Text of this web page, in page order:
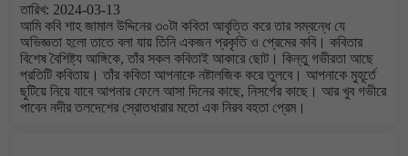
তারিখ: 2024-03-13
আমি কবি শাহ জামাল উদ্দিনের ৩০টা কবিতা আবৃত্তি করে তার সম্বন্ধে যে
অভিজ্ঞতা হলো তাতে বলা যায় তিনি একজন প্রকৃতি ও প্রেমের কবি। কবিতার
বিশেষ বৈশিষ্ট্য আঙ্গিকে, তাঁর সকল কবিতাই আকারে ছোট। কিন্তু গভীরতা আছে
প্রতিটি কবিতায়। তাঁর কবিতা আপনাকে নষ্টালজিক করে তুলবে। আপনাকে মুহূর্তে
ছুটিয়ে নিয়ে যাবে আপনার ফেলে আসা দিনের কাছে, নিসর্গের কাছে। আর খুব গভীরে
পাবেন নদীর তলদেশের স্রোতধারার মতো এক নিরব বহতা প্রেম।